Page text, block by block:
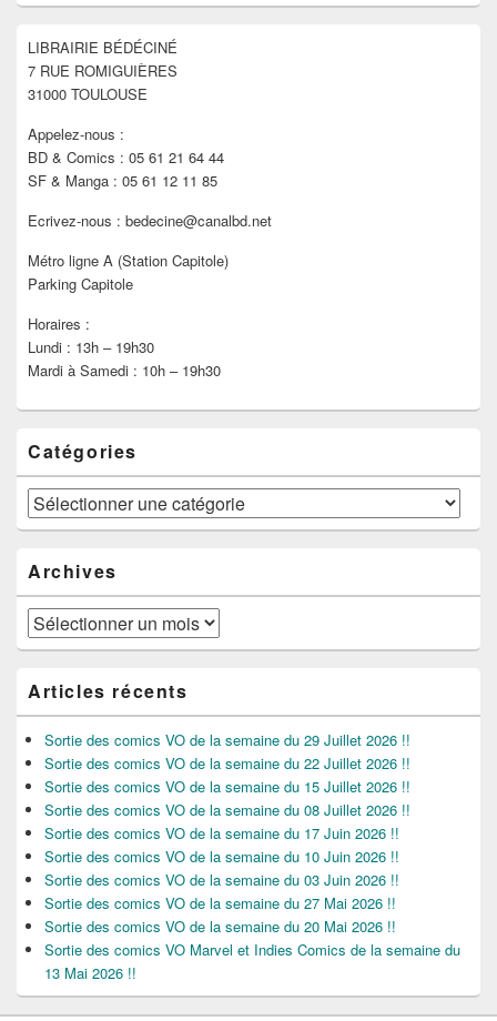
widget
barre
latérale
LIBRAIRIE BÉDÉCINÉ
7 RUE ROMIGUIÈRES
31000 TOULOUSE
Appelez-nous :
BD & Comics : 05 61 21 64 44
SF & Manga : 05 61 12 11 85
Ecrivez-nous : bedecine@canalbd.net
Métro ligne A (Station Capitole)
Parking Capitole
Horaires :
Lundi : 13h – 19h30
Mardi à Samedi : 10h – 19h30
Catégories
Catégories
Archives
Archives
Articles récents
Sortie des comics VO de la semaine du 29 Juillet 2026 !!
Sortie des comics VO de la semaine du 22 Juillet 2026 !!
Sortie des comics VO de la semaine du 15 Juillet 2026 !!
Sortie des comics VO de la semaine du 08 Juillet 2026 !!
Sortie des comics VO de la semaine du 17 Juin 2026 !!
Sortie des comics VO de la semaine du 10 Juin 2026 !!
Sortie des comics VO de la semaine du 03 Juin 2026 !!
Sortie des comics VO de la semaine du 27 Mai 2026 !!
Sortie des comics VO de la semaine du 20 Mai 2026 !!
Sortie des comics VO Marvel et Indies Comics de la semaine du
13 Mai 2026 !!